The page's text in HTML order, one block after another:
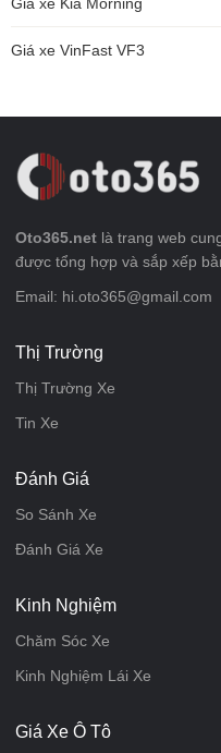
Giá xe VinFast VF3
Oto365.net là trang web
được tổng hợp và sắp xếp
Email: hi.oto365@gmail.com
Thị Trường
Thị Trường Xe
Tin Xe
Đánh Giá
So Sánh Xe
Đánh Giá Xe
Kinh Nghiệm
Chăm Sóc Xe
Kinh Nghiệm Lái Xe
Giá Xe Ô Tô